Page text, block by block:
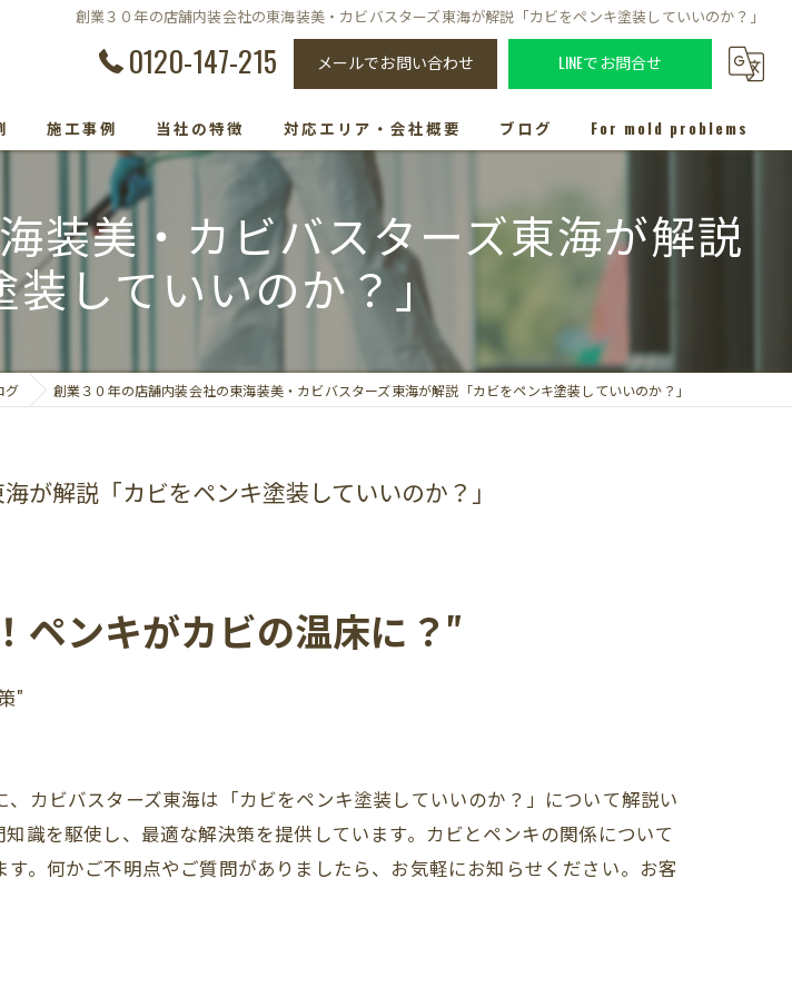
創業３０年の店舗内装会社の東海装美・カビバスターズ東海が解説「カビをペンキ塗装していいのか？」
0120-147-215 メールでお問い合わせ LINEでお問合せ
施工事例 当社の特徴
防カビ
カビ取り専門
カビ検査
対応エリア・会社概要 ブログ For mold problems
装美・カビバスターズ東海が解説
装していいのか？」
グ 創業３０年の店舗内装会社の東海装美・カビバスターズ東海が解説「カビをペンキ塗装していいのか？」
が解説「カビをペンキ塗装していいのか？」
ペンキがカビの温床に？"
"
カビバスターズ東海は「カビをペンキ塗装していいのか？」について解説い
識を駆使し、最適な解決策を提供しています。カビとペンキの関係について
。何かご不明点やご質問がありましたら、お気軽にお知らせください。お客